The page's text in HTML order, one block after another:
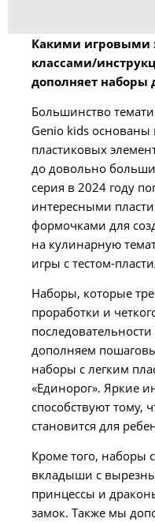
Какими игровыми
классами/
дополняет наборы
Большинство
Genio kids
пластиковых
до довольно
серия в 2024 году
интересными
формочками для
на кулинарную
игры с тестом-
Наборы, которые
проработки и
дополняем
наборы с легким
«Единорог». Яркие
способствуют тому,
становится для
Кроме того, наборы
вкладыши с
принцессы и
замок. Также мы